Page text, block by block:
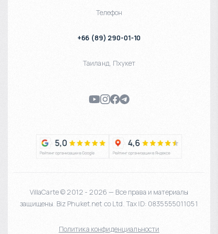
Телефон
+66 (89) 290-01-10
Таиланд, Пхукет
VillaCarte © 2012 - 2026 — Все права и материалы
защищены. Biz Phuket.net co Ltd. Tax ID: 0835555011051
Политика конфиденциальности